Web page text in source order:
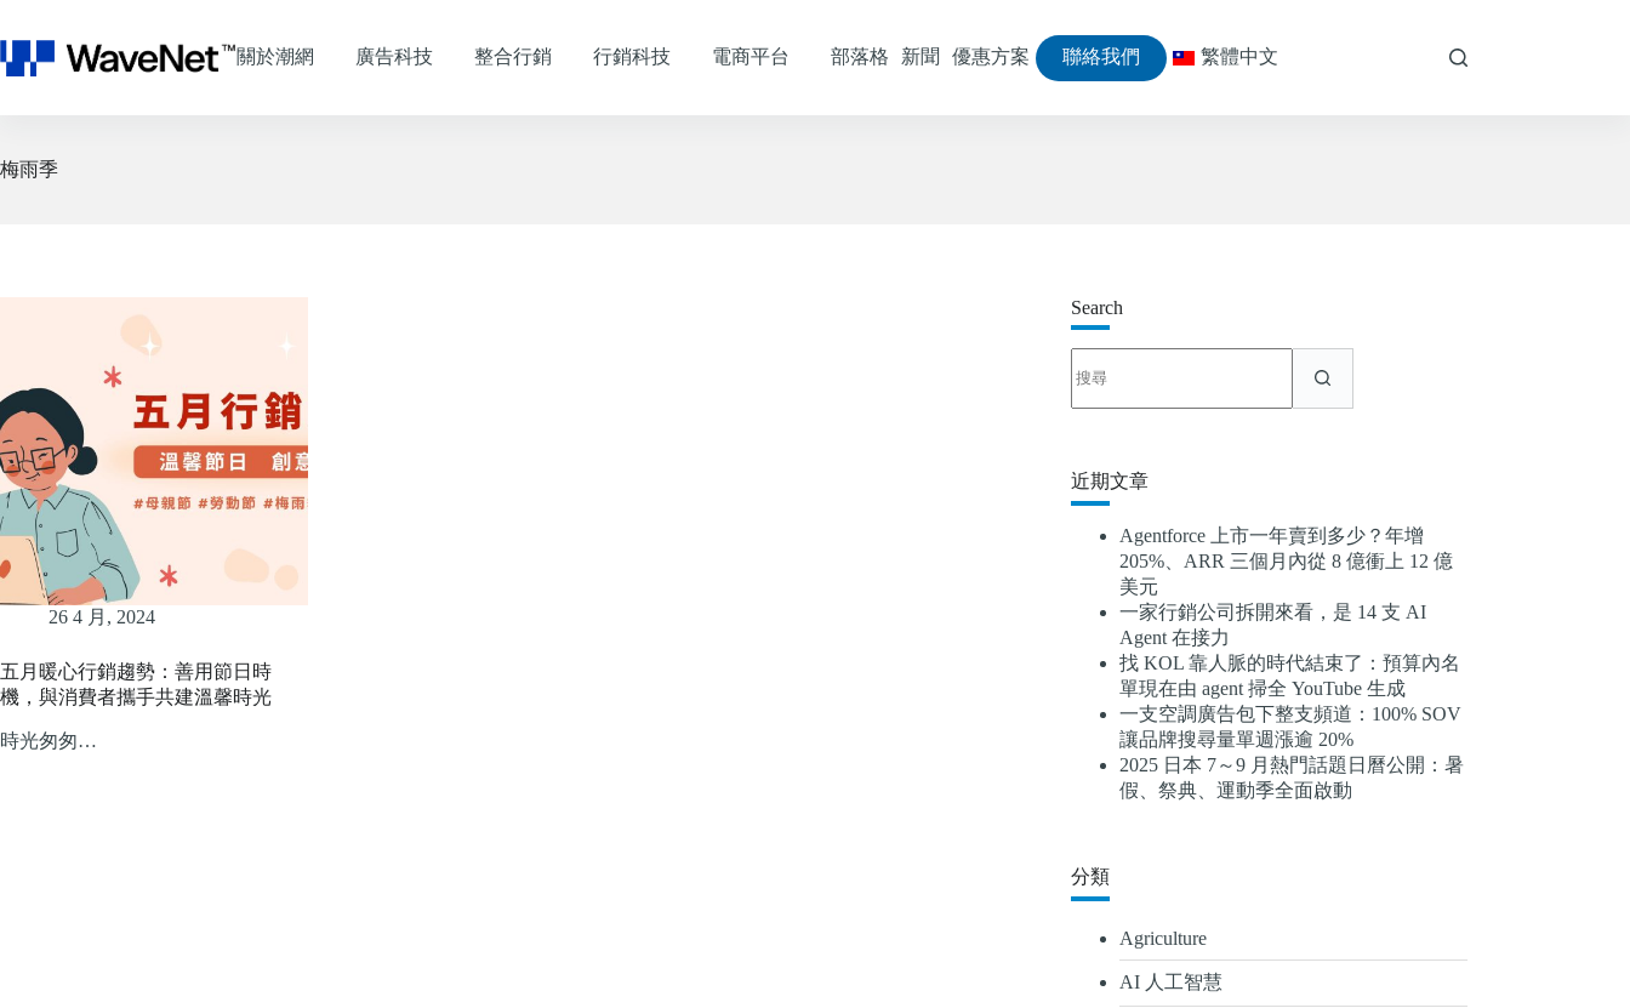
至
主
關於潮網 廣告科技 整合行銷 行銷科技 電商平台 部落格 新聞 優惠方案 聯絡我們 繁體中文
梅雨季
26 4 月, 2024
五月暖心行銷趨勢：善用節日時
機，與消費者攜手共建溫馨時光
時光匆匆…
Search
不
到
條
件
近期文章
Agentforce 上市一年賣到多少？年增
205%、ARR 三個月內從 8 億衝上 12 億
美元
一家行銷公司拆開來看，是 14 支 AI
Agent 在接力
找 KOL 靠人脈的時代結束了：預算內名
單現在由 agent 掃全 YouTube 生成
一支空調廣告包下整支頻道：100% SOV
讓品牌搜尋量單週漲逾 20%
2025 日本 7～9 月熱門話題日曆公開：暑
假、祭典、運動季全面啟動
分類
Agriculture
AI 人工智慧